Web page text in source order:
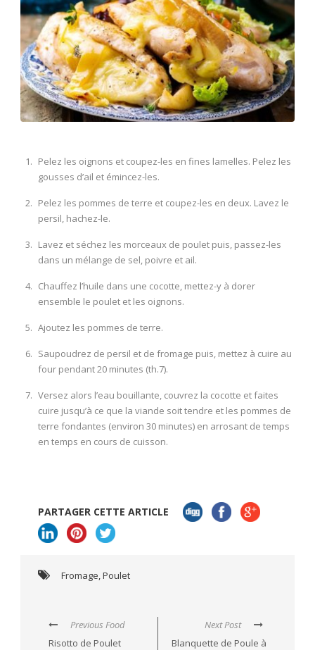
Pelez les oignons et coupez-les en fines lamelles. Pelez les
gousses d’ail et émincez-les.
Pelez les pommes de terre et coupez-les en deux. Lavez le
persil, hachez-le.
Lavez et séchez les morceaux de poulet puis, passez-les
dans un mélange de sel, poivre et ail.
Chauffez l’huile dans une cocotte, mettez-y à dorer
ensemble le poulet et les oignons.
Ajoutez les pommes de terre.
Saupoudrez de persil et de fromage puis, mettez à cuire au
four pendant 20 minutes (th.7).
Versez alors l’eau bouillante, couvrez la cocotte et faites
cuire jusqu’à ce que la viande soit tendre et les pommes de
terre fondantes (environ 30 minutes) en arrosant de temps
en temps en cours de cuisson.
PARTAGER CETTE ARTICLE
Fromage Poulet
Previous Food
Risotto de Poulet
Next Post
Blanquette de Poule à